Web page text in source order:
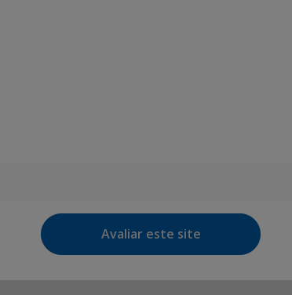
Avaliar este site